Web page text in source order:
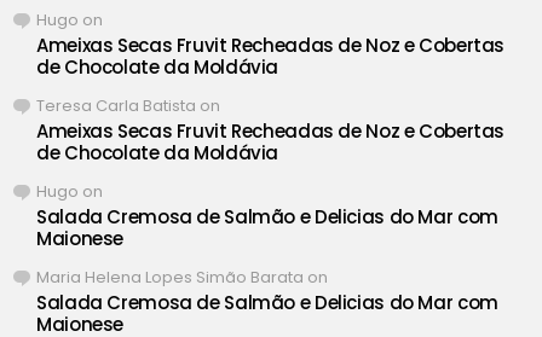
Hugo on
Ameixas Secas Fruvit Recheadas de Noz e Cobertas
de Chocolate da Moldávia
Teresa Carla Batista on
Ameixas Secas Fruvit Recheadas de Noz e Cobertas
de Chocolate da Moldávia
Hugo on
Salada Cremosa de Salmão e Delicias do Mar com
Maionese
Maria Helena Lopes Simão Barata on
Salada Cremosa de Salmão e Delicias do Mar com
Maionese